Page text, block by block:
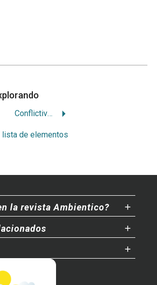
Conflictividad en cuencas transfroterizas
lista de elementos
la revista Ambientico?